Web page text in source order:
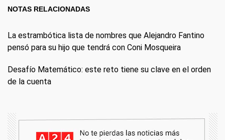
NOTAS RELACIONADAS
La estrambótica lista de nombres que Alejandro Fantino
pensó para su hijo que tendrá con Coni Mosqueira
Desafío Matemático: este reto tiene su clave en el orden
de la cuenta